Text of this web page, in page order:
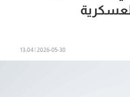
2026-05-30 | 13:04